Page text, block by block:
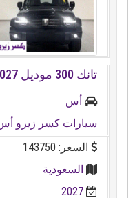
تانك ⁦⁦300⁩⁩ موديل ⁦⁦2027⁩⁩ فل وارد الوكيل...
أس
سيارات كسر زيرو أس
السعر: 143750
السعودية
2027